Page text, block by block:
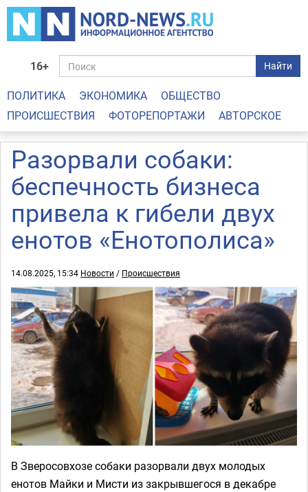
16+ Найти
ПОЛИТИКА ЭКОНОМИКА
ОБЩЕСТВО
ПРОИСШЕСТВИЯ
ФОТОРЕПОРТАЖИ АВТОРСКОЕ
Разорвали собаки:
беспечность бизнеса
привела к гибели двух
енотов «Енотополиса»
14.08.2025, 15:34 Новости / Происшествия
В Зверосовхозе собаки разорвали двух молодых
енотов Майки и Мисти из закрывшегося в декабре